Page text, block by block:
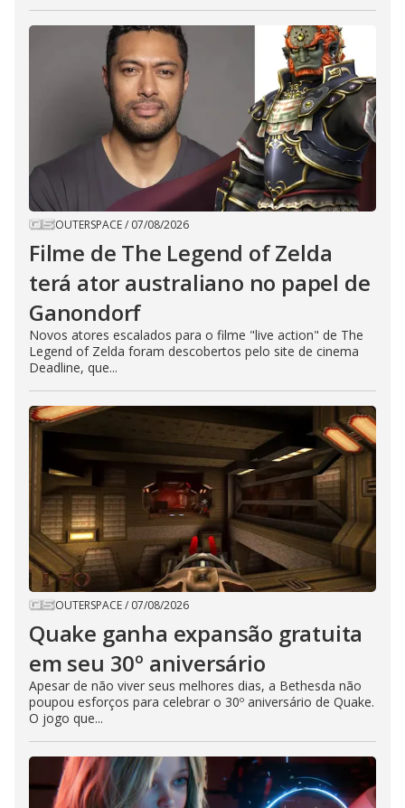
OUTERSPACE/ 07/08/2026
Filme de The Legend of Zelda
terá ator australiano no papel de
Ganondorf
Novos atores escalados para o filme "live action" de The
Legend of Zelda foram descobertos pelo site de cinema
Deadline, que...
OUTERSPACE/ 07/08/2026
Quake ganha expansão gratuita
em seu 30º aniversário
Apesar de não viver seus melhores dias, a Bethesda não
poupou esforços para celebrar o 30º aniversário de Quake.
O jogo que...